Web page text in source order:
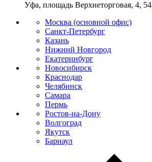
Уфа, площадь Верхнеторговая, 4, 54
Москва (основной офис)
Санкт-Петербург
Казань
Нижний Новгород
Екатеринбург
Новосибирск
Краснодар
Челябинск
Самара
Пермь
Ростов-на-Дону
Волгоград
Якутск
Барнаул